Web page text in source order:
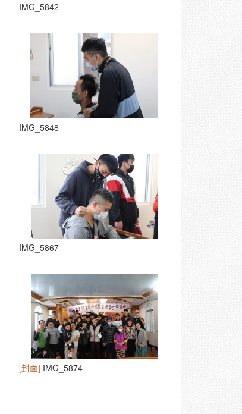
IMG_5842
IMG_5848
IMG_5867
[封面] IMG_5874